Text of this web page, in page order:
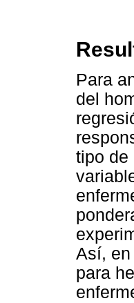
Para
del
tipo de
Así, en
para